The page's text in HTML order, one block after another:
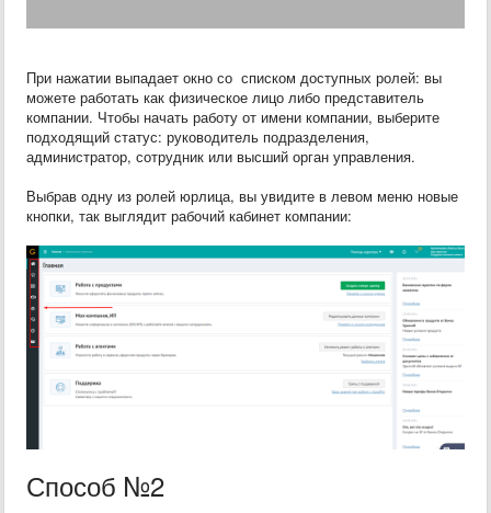
При нажатии выпадает окно со списком доступных ролей: вы
можете работать как физическое лицо либо представитель
компании. Чтобы начать работу от имени компании, выберите
подходящий статус: руководитель подразделения,
администратор, сотрудник или высший орган управления.
Выбрав одну из ролей юрлица, вы увидите в левом меню новые
кнопки, так выглядит рабочий кабинет компании:
Способ №2